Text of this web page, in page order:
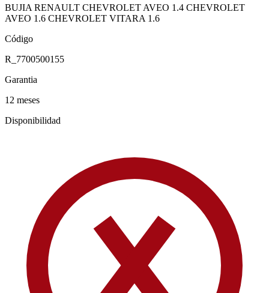
BUJIA RENAULT CHEVROLET AVEO 1.4 CHEVROLET
AVEO 1.6 CHEVROLET VITARA 1.6
Código
R_7700500155
Garantia
12 meses
Disponibilidad